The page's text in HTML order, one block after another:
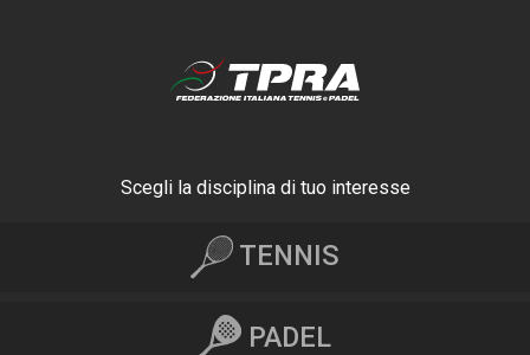
Scegli la disciplina di tuo interesse
TENNIS
PADEL